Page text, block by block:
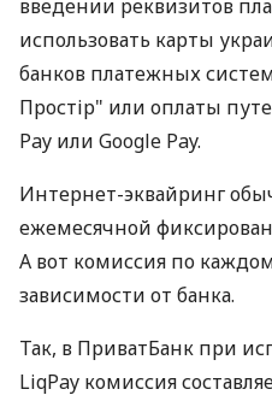
введении реквизитов
использовать карты
банков платежных
Простір" или оплаты
Pay или Google Pay.
Интернет-эквайринг
ежемесячной
А вот комиссия по
зависимости от банка.
Так, в ПриватБанк при
LiqPay комиссия